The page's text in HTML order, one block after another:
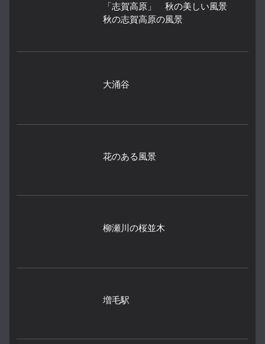
「志賀高原」 秋の美しい風景
秋の志賀高原の風景
大涌谷
花のある風景
柳瀬川の桜並木
増毛駅